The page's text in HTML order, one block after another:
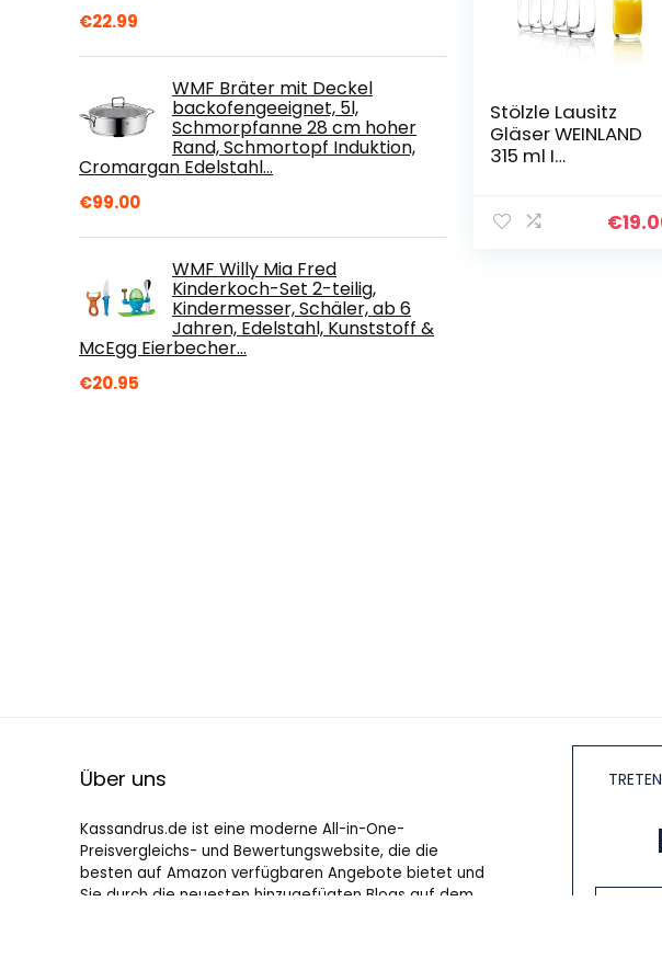
€22.99
WMF Bräter mit Deckel
backofengeeignet, 5l,
Schmorpfanne 28 cm hoher
Rand, Schmortopf Induktion,
Cromargan Edelstahl…
€99.00
WMF Willy Mia Fred
Kinderkoch-Set 2-teilig,
Kindermesser, Schäler, ab 6
Jahren, Edelstahl, Kunststoff &
McEgg Eierbecher…
€20.95
Stölzle Lausitz
Gläser WEINLAND
315 ml I
spülmaschinenfe
€
Über uns
Kassandrus.de ist eine moderne All-in-One-
Preisvergleichs- und Bewertungswebsite, die die
besten auf Amazon verfügbaren Angebote bietet und
Sie durch die neuesten hinzugefügten Blogs auf dem